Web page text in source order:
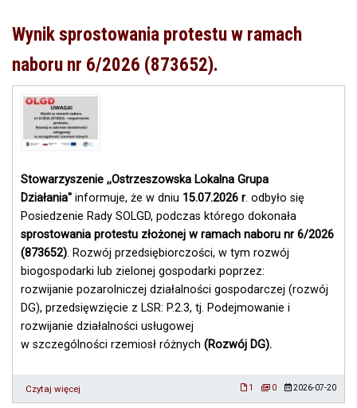
wniosku
płatność
Wynik sprostowania protestu w ramach
naboru nr 6/2026 (873652).
Stowarzyszenie ,,Ostrzeszowska Lokalna Grupa
Działania'' informuje, że w dniu 15.07.2026 r. odbyło się
Posiedzenie Rady SOLGD, podczas którego dokonała
sprostowania protestu złożonej w ramach naboru nr 6/2026
(873652). Rozwój przedsiębiorczości, w tym rozwój
biogospodarki lub zielonej gospodarki poprzez:
rozwijanie pozarolniczej działalności gospodarczej (rozwój
DG), przedsięwzięcie z LSR: P.2.3, tj. Podejmowanie i
rozwijanie działalności usługowej
w szczególności rzemiosł różnych (Rozwój DG).
Czytaj więcej
Wynik
1 0 2026-07-20